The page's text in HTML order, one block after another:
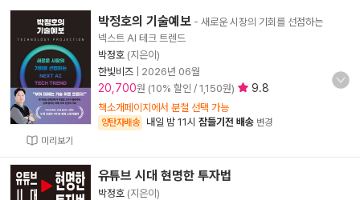
미리보기
박정호의 기술예보 - 새로운 시장의 기회를 선점하는
넥스트 AI 테크 트렌드
박정호 (지은이)
한빛비즈
2026년 06월
20,700원 (10% 할인 / 1,150원) 9.8
책소개페이지에서 분철 선택 가능
양탄자배송 내일 밤 11시 잠들기전 배송 변경
유튜브 시대 현명한 투자법
박정호 (지은이)